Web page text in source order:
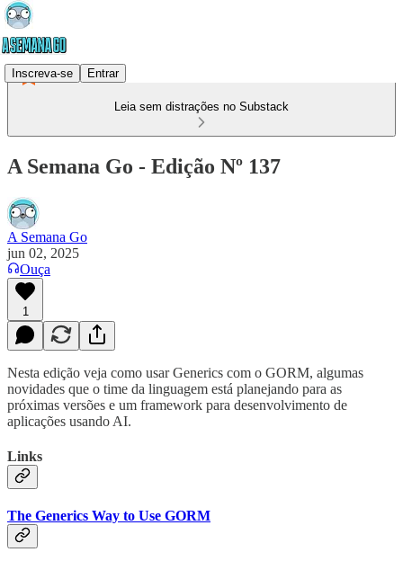
Inscreva-se Entrar
Leia sem distrações no Substack
A Semana Go - Edição Nº 137
A Semana Go
jun 02, 2025
Ouça
1
Nesta edição veja como usar Generics com o GORM, algumas
novidades que o time da linguagem está planejando para as
próximas versões e um framework para desenvolvimento de
aplicações usando AI.
Links
The Generics Way to Use GORM